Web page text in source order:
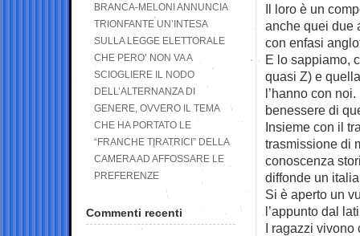
Il loro è un
anche quei due
con enfasi
E lo sappiamo,
quasi Z) e
l’hanno con
benessere di
Insieme con il
trasmissione di
conoscenza
diffonde un
Si è aperto un
l’appunto dal
I ragazzi vivono
BRANCA-MELONI ANNUNCIA
TRIONFANTE UN’INTESA
SULLA LEGGE ELETTORALE
CHE PERO’ NON VA A
SCIOGLIERE IL NODO
DELL’ALTERNANZA DI
GENERE, OVVERO IL TEMA
CHE HA PORTATO LE
“FRANCHE TIRATRICI” DELLA
CAMERA AD AFFOSSARE LE
PREFERENZE
Commenti recenti